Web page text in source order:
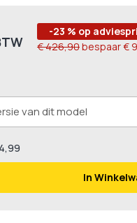
-23 % op
€ 426,90bespaar€
In